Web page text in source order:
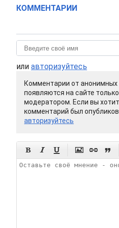
КОММЕНТАРИИ
или авторизуйтесь
Комментарии от анонимных
появляются на сайте
модератором. Если вы
комментарий был
авторизуйтесь
     